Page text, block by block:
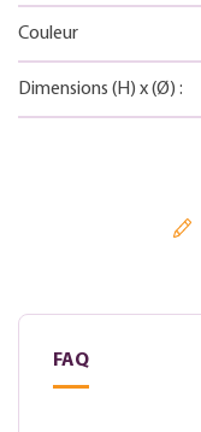
Couleur
Dimensions (H) x(Ø) :
FAQ